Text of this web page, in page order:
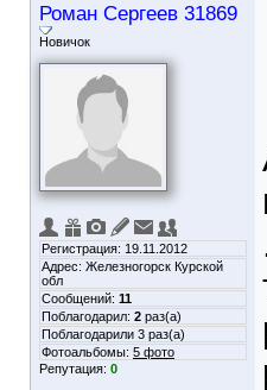
Роман Сергеев 31869
Новичок
Регистрация: 19.11.2012
Адрес: Железногорск Курской
обл
Сообщений: 11
Поблагодарил: 2 раз(а)
Поблагодарили 3 раз(а)
Фотоальбомы: 5 фото
Репутация: 0